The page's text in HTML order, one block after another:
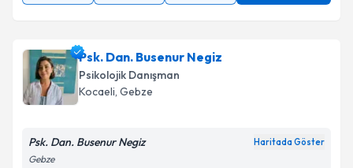
Psk. Dan. Busenur Negiz
Psikolojik Danışman
Kocaeli, Gebze
Psk. Dan. Busenur Negiz Haritada Göster
Gebze